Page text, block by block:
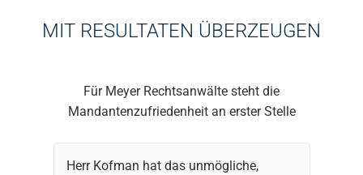
MIT RESULTATEN ÜBERZEUGEN
Für Meyer Rechtsanwälte steht die
Mandantenzufriedenheit an erster Stelle
Herr Kofman hat das unmögliche,